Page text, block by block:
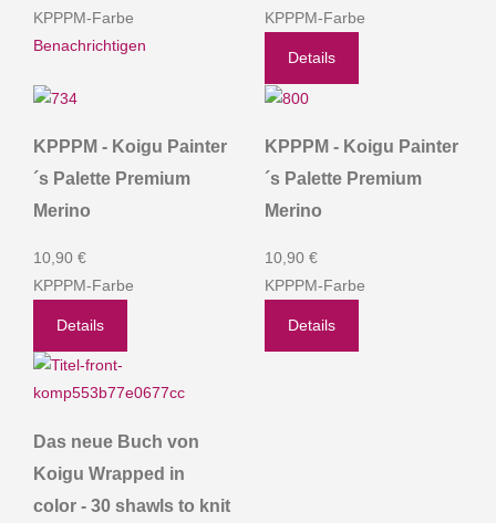
KPPPM-Farbe
Benachrichtigen
KPPPM-Farbe
Details
KPPPM - Koigu Painter
´s Palette Premium
Merino
10,90 €
KPPPM-Farbe
Details
KPPPM - Koigu Painter
´s Palette Premium
Merino
10,90 €
KPPPM-Farbe
Details
Das neue Buch von
Koigu Wrapped in
color - 30 shawls to knit